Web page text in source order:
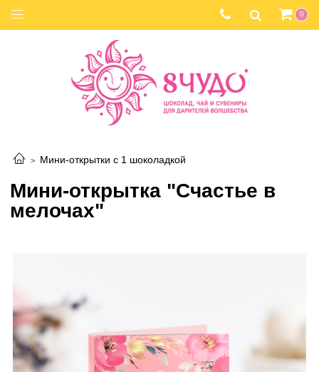
0
Мини-открытки с 1 шоколадкой
Мини-открытка "Счастье в
мелочах"